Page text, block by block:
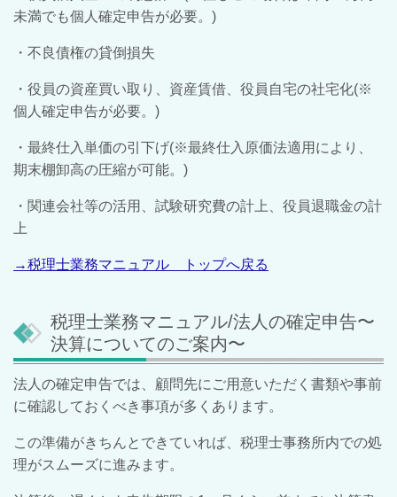
未満でも個人確定申告が必要。)
・不良債権の貸倒損失
・役員の資産買い取り、資産賃借、役員自宅の社宅化(※
個人確定申告が必要。)
・最終仕入単価の引下げ(※最終仕入原価法適用により、
期末棚卸高の圧縮が可能。)
・関連会社等の活用、試験研究費の計上、役員退職金の計
上
→税理士業務マニュアル トップへ戻る
税理士業務マニュアル/法人の確定申告〜
決算についてのご案内〜
法人の確定申告では、顧問先にご用意いただく書類や事前
に確認しておくべき事項が多くあります。
この準備がきちんとできていれば、税理士事務所内での処
理がスムーズに進みます。